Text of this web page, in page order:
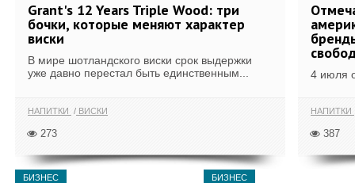
Grant's 12 Years Triple Wood: три
бочки, которые меняют характер
виски
В мире шотландского виски срок выдержки
уже давно перестал быть единственным...
НАПИТКИ ВИСКИ
273
4 июля
НАПИТКИ
387
БИЗНЕС БИЗНЕС